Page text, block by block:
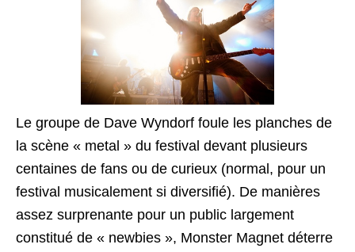
Le groupe de Dave Wyndorf foule les planches de
la scène « metal » du festival devant plusieurs
centaines de fans ou de curieux (normal, pour un
festival musicalement si diversifié). De manières
assez surprenante pour un public largement
constitué de « newbies », Monster Magnet déterre